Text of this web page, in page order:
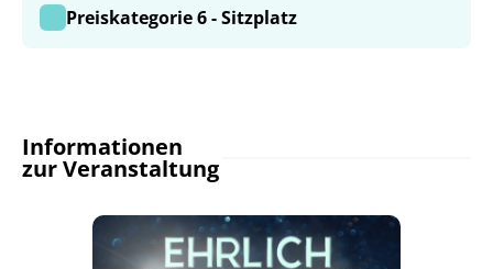
Preiskategorie 6 - Sitzplatz
Informationen
zur Veranstaltung